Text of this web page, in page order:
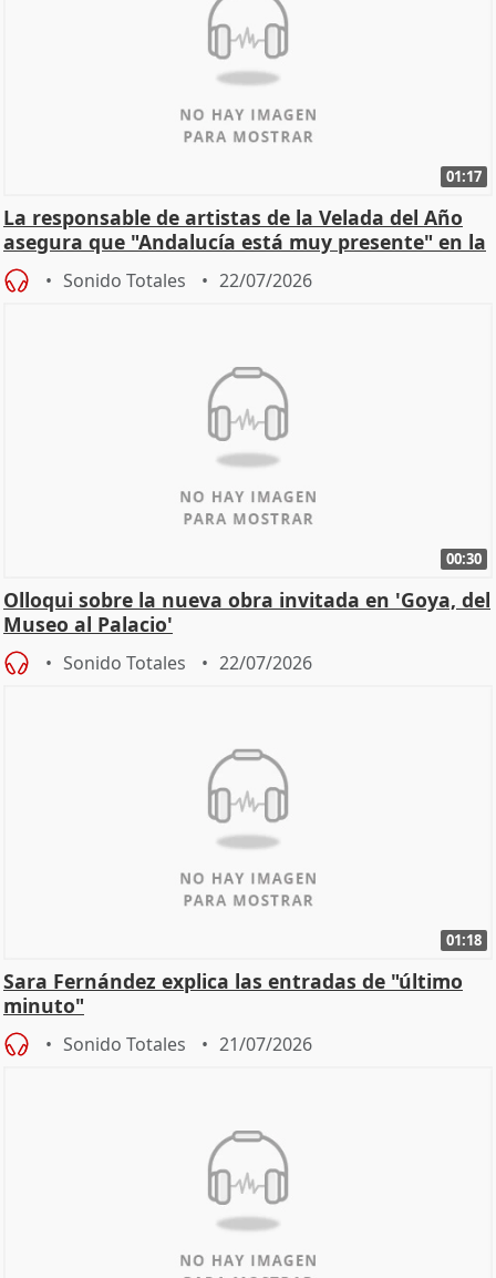
01:17
La responsable de artistas de la Velada del Año
asegura que "Andalucía está muy presente" en la
cita
Sonido Totales 22/07/2026
00:30
Olloqui sobre la nueva obra invitada en 'Goya, del
Museo al Palacio'
Sonido Totales 22/07/2026
01:18
Sara Fernández explica las entradas de "último
minuto"
Sonido Totales 21/07/2026